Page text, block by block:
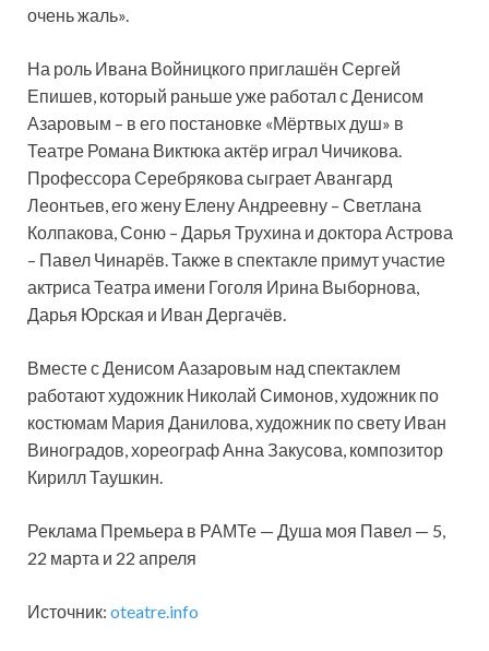
очень жаль».
На роль Ивана Войницкого приглашён Сергей
Епишев, который раньше уже работал с Денисом
Азаровым – в его постановке «Мёртвых душ» в
Театре Романа Виктюка актёр играл Чичикова.
Профессора Серебрякова сыграет Авангард
Леонтьев, его жену Елену Андреевну – Светлана
Колпакова, Соню – Дарья Трухина и доктора Астрова
– Павел Чинарёв. Также в спектакле примут участие
актриса Театра имени Гоголя Ирина Выборнова,
Дарья Юрская и Иван Дергачёв.
Вместе с Денисом Аазаровым над спектаклем
работают художник Николай Симонов, художник по
костюмам Мария Данилова, художник по свету Иван
Виноградов, хореограф Анна Закусова, композитор
Кирилл Таушкин.
Реклама Премьера в РАМТе — Душа моя Павел — 5,
22 марта и 22 апреля
Источник: oteatre.info